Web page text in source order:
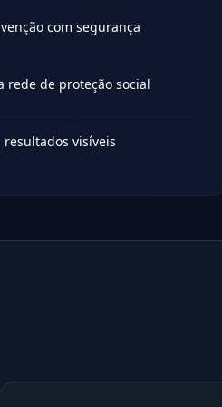
com segurança
rede de proteção social
visíveis